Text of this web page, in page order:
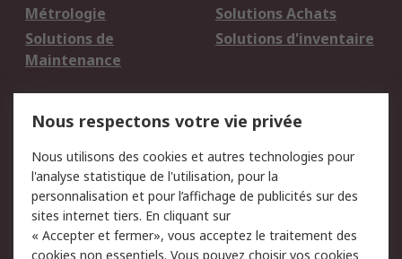
Métrologie
Solutions Achats
Solutions de
Maintenance
Solutions d'inventaire
du site
Politique de protection
des données - Mise à
jour
Sécurité des E-mails
Conditions générales Politique anti-
Nous respectons votre vie privée
Nous utilisons des cookies et autres technologies pour
l'analyse statistique de l'utilisation, pour la
personnalisation et pour l’affichage de publicités sur des
sites internet tiers. En cliquant sur
« Accepter et fermer», vous acceptez le traitement des
cookies non essentiels. Vous pouvez choisir vos cookies